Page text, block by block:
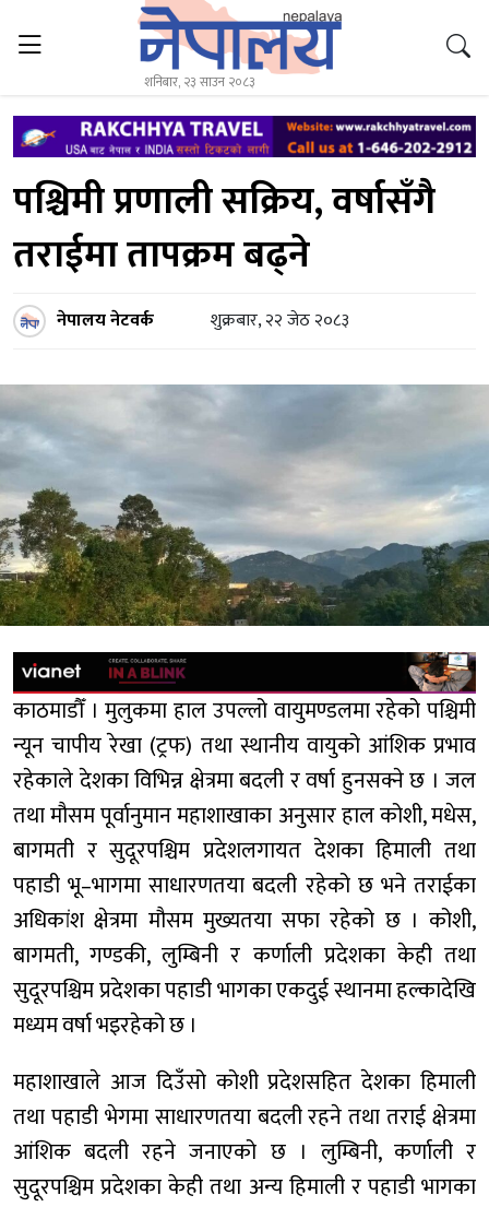
शनिबार, २३ साउन २०८३
पश्चिमी प्रणाली सक्रिय, वर्षासँगै
तराईमा तापक्रम बढ्ने
नेपालय नेटवर्क शुक्रबार, २२ जेठ २०८३
काठमाडौँ । मुलुकमा हाल उपल्लो वायुमण्डलमा रहेको पश्चिमी
न्यून चापीय रेखा (ट्रफ) तथा स्थानीय वायुको आंशिक प्रभाव
रहेकाले देशका विभिन्न क्षेत्रमा बदली र वर्षा हुनसक्ने छ । जल
तथा मौसम पूर्वानुमान महाशाखाका अनुसार हाल कोशी, मधेस,
बागमती र सुदूरपश्चिम प्रदेशलगायत देशका हिमाली तथा
पहाडी भू–भागमा साधारणतया बदली रहेको छ भने तराईका
अधिकांश क्षेत्रमा मौसम मुख्यतया सफा रहेको छ । कोशी,
बागमती, गण्डकी, लुम्बिनी र कर्णाली प्रदेशका केही तथा
सुदूरपश्चिम प्रदेशका पहाडी भागका एकदुई स्थानमा हल्कादेखि
मध्यम वर्षा भइरहेको छ ।
महाशाखाले आज दिउँसो कोशी प्रदेशसहित देशका हिमाली
तथा पहाडी भेगमा साधारणतया बदली रहने तथा तराई क्षेत्रमा
आंशिक बदली रहने जनाएको छ । लुम्बिनी, कर्णाली र
सुदूरपश्चिम प्रदेशका केही तथा अन्य हिमाली र पहाडी भागका